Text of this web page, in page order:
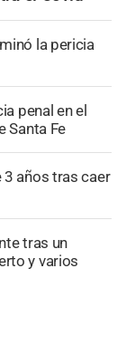
la pericia
penal en el
Santa Fe
3 años tras caer
tras un
y varios